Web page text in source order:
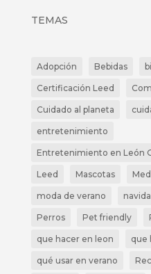
TEMAS
Adopción Bebidas
Certificación Leed
Cuidado al planeta
entretenimiento
Entretenimiento en León
Leed Mascotas
moda de verano
Perros Pet friendly
que hacer en leon que
qué usar en verano